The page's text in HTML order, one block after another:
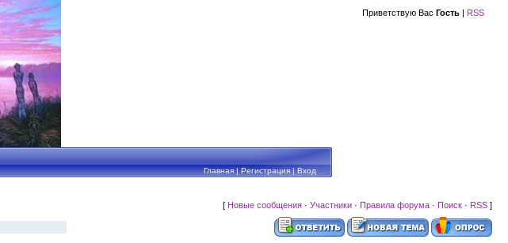
Приветствую Вас Гость | RSS
Главная|Регистрация|Вход
[ Новые сообщения · Участники · Правила форума · Поиск · RSS ]